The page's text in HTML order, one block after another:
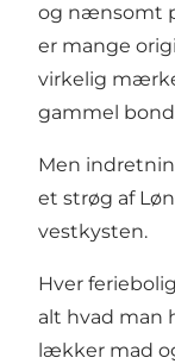
og nænsomt
er mange
virkelig
gammel
Men
et strøg af
vestkysten.
Hver
alt hvad man
lækker mad